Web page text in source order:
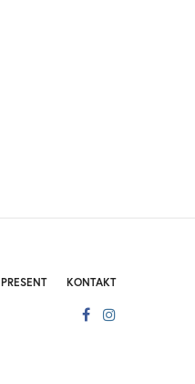
PRESENT KONTAKT